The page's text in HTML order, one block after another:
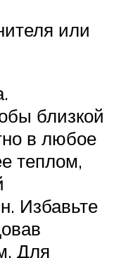
или
близкой
в любое
теплом,
Избавьте
Для